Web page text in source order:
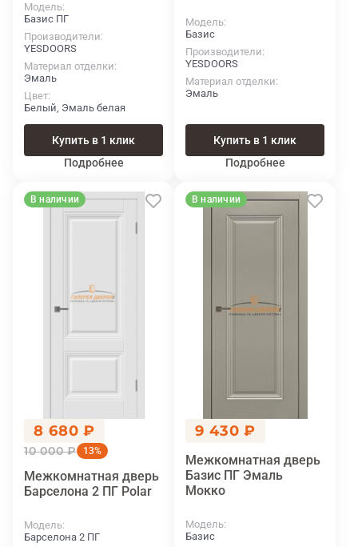
Модель
Базис ПГ
Производители
YESDOORS
Материал отделки
Эмаль
Цвет
Белый, Эмаль белая
Купить в 1 клик
Подробнее
Модель
Базис
Производители
YESDOORS
Материал отделки
Эмаль
Купить в 1 клик
Подробнее
В наличии
8 680 ₽
10 000 ₽ 13%
Межкомнатная дверь
Барселона 2 ПГ Polar
Модель
Барселона 2 ПГ
В наличии
9 430 ₽
Межкомнатная дверь
Базис ПГ Эмаль
Мокко
Модель
Базис